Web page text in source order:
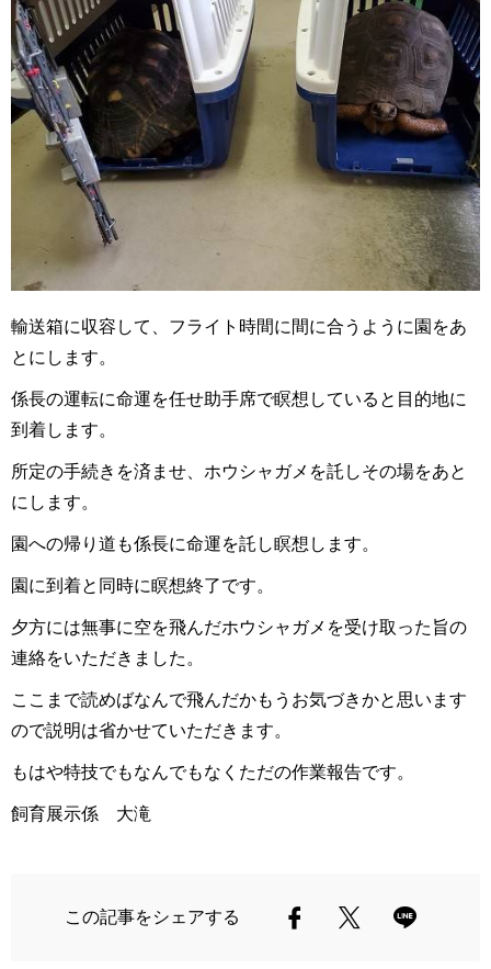
輸送箱に収容して、フライト時間に間に合うように園をあ
とにします。
係長の運転に命運を任せ助手席で瞑想していると目的地に
到着します。
所定の手続きを済ませ、ホウシャガメを託しその場をあと
にします。
園への帰り道も係長に命運を託し瞑想します。
園に到着と同時に瞑想終了です。
夕方には無事に空を飛んだホウシャガメを受け取った旨の
連絡をいただきました。
ここまで読めばなんで飛んだかもうお気づきかと思います
ので説明は省かせていただきます。
もはや特技でもなんでもなくただの作業報告です。
飼育展示係 大滝
この記事をシェアする